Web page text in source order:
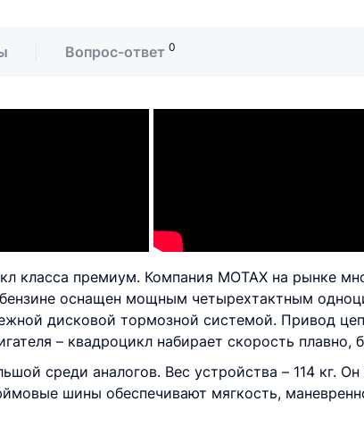
Вопрос-ответ 0
класса премиум. Компания MOTAX на рынке
оснащен мощным четырехтактным
дисковой тормозной системой. Привод
– квадроцикл набирает скорость плавно,
среди аналогов. Вес устройства – 114 кг.
шины обеспечивают мягкость,